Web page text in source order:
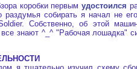
коробки первым удостоился
раздумья собирать я начал не
Собственно, об этой
все знают ^_^ "Рабочая лошадка"